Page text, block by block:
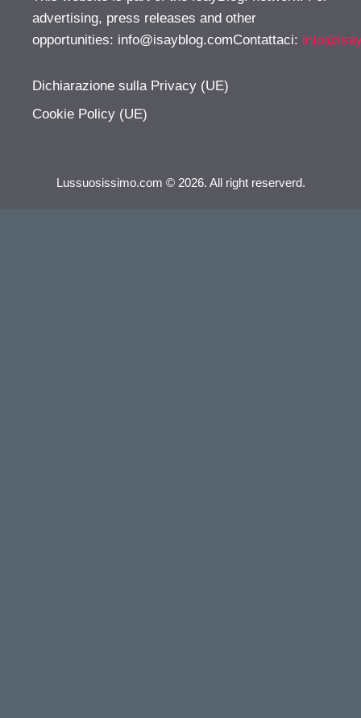
advertising, press releases and other
opportunities: info@isayblog.comContattaci:
Dichiarazione sulla Privacy (UE)
Cookie Policy (UE)
Lussuosissimo.com © 2026. All right reserverd.